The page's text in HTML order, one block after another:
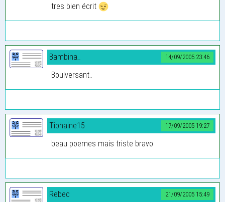
tres bien écrit
14/09/2005 23:46
Bambina_
Boulversant..
17/09/2005 19:27
Tiphaine15
beau poemes mais triste bravo
21/09/2005 15:49
Rebec